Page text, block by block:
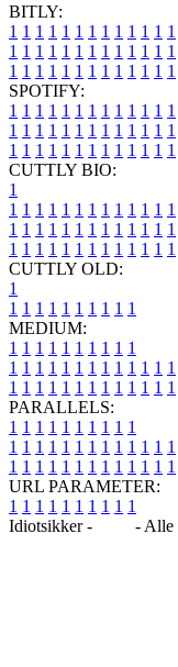
BITLY:
1 1 1 1 1 1 1 1 1 1 1 1 1
1 1 1 1 1 1 1 1 1 1 1 1 1
1 1 1 1 1 1 1 1 1 1 1 1 1
SPOTIFY:
1 1 1 1 1 1 1 1 1 1 1 1 1
1 1 1 1 1 1 1 1 1 1 1 1 1
1 1 1 1 1 1 1 1 1 1 1 1 1
CUTTLY BIO:
1
1 1 1 1 1 1 1 1 1 1 1 1 1
1 1 1 1 1 1 1 1 1 1 1 1 1
1 1 1 1 1 1 1 1 1 1 1 1 1
CUTTLY OLD:
1
1 1 1 1 1 1 1 1 1 1
MEDIUM:
1 1 1 1 1 1 1 1 1 1
1 1 1 1 1 1 1 1 1 1 1 1 1
1 1 1 1 1 1 1 1 1 1 1 1 1
PARALLELS:
1 1 1 1 1 1 1 1 1 1
1 1 1 1 1 1 1 1 1 1 1 1 1
1 1 1 1 1 1 1 1 1 1 1 1 1
URL PARAMETER:
1 1 1 1 1 1 1 1 1 1
Idiotsikker -
- Alle